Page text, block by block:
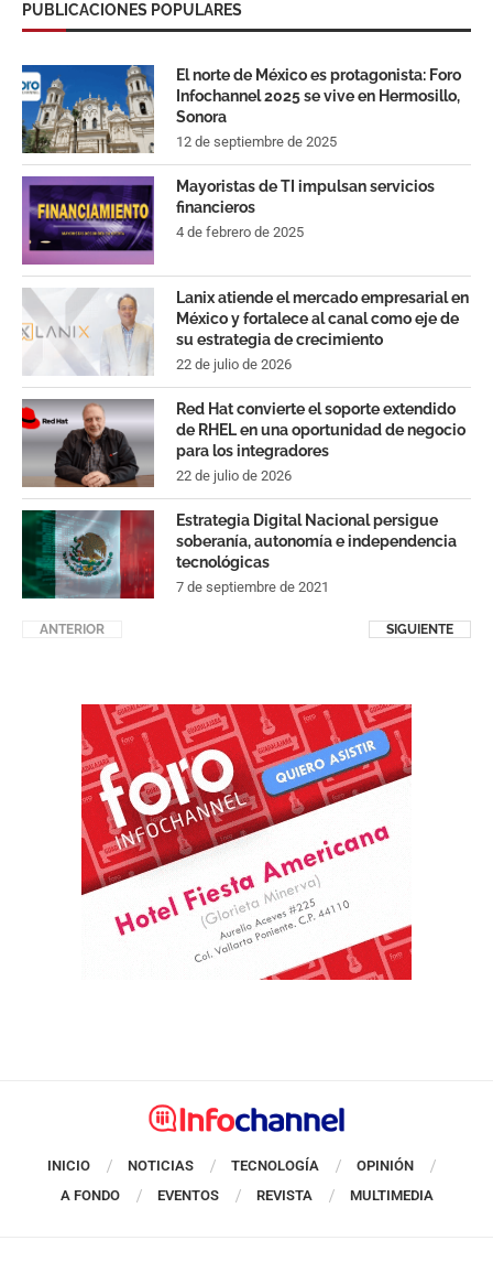
PUBLICACIONES POPULARES
El norte de México es protagonista: Foro
Infochannel 2025 se vive en Hermosillo,
Sonora
12 de septiembre de 2025
Mayoristas de TI impulsan servicios
financieros
4 de febrero de 2025
Lanix atiende el mercado empresarial en
México y fortalece al canal como eje de
su estrategia de crecimiento
22 de julio de 2026
Red Hat convierte el soporte extendido
de RHEL en una oportunidad de negocio
para los integradores
22 de julio de 2026
Estrategia Digital Nacional persigue
soberanía, autonomía e independencia
tecnológicas
7 de septiembre de 2021
ANTERIOR SIGUIENTE
INICIO NOTICIAS TECNOLOGÍA
OPINIÓN
A FONDO
EVENTOS REVISTA MULTIMEDIA